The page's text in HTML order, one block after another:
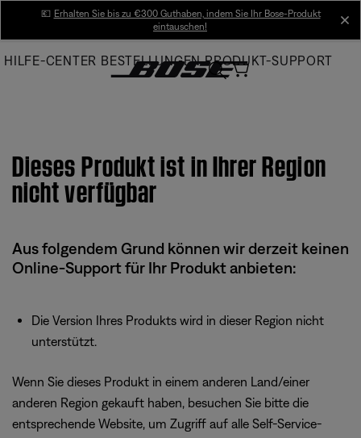
Main
💶 Erhalten Sie bis zu €300 Guthaben, indem Sie Ihr Bose-Produkt
eintauschen!
HILFE-CENTER BESTELLUNGEN PRODUKT-SUPPORT
Dieses Produkt ist in Ihrer Region
nicht verfügbar
Aus folgendem Grund können wir derzeit keinen
Online-Support für Ihr Produkt anbieten:
Die Version Ihres Produkts wird in dieser Region nicht
unterstützt.
Wenn Sie dieses Produkt in einem anderen Land/einer
anderen Region gekauft haben, besuchen Sie bitte die
entsprechende Website, um Zugriff auf alle Self-Service-